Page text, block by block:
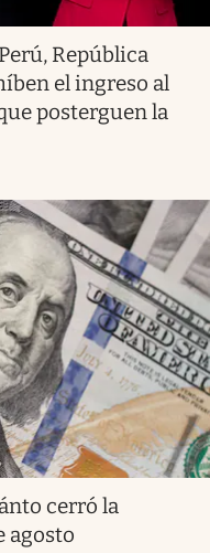
República
el ingreso al
posterguen la
cerró la
agosto